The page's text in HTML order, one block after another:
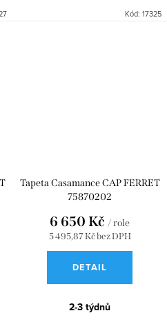
Kód: 17325
Tapeta Casamance CAP FERRET
75870202
5 495,87 Kč bez DPH
6 650 Kč / role
DETAIL
2-3 týdnů